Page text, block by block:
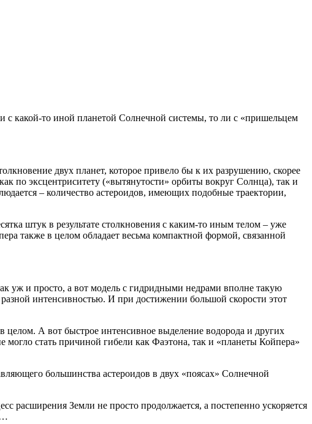
с какой-то иной планетой Солнечной системы, то ли с «пришельцем
двух планет, которое привело бы к их разрушению, скорее
по эксцентриситету («вытянутости» орбиты вокруг Солнца), так и
– количество астероидов, имеющих подобные траектории,
штук в результате столкновения с каким-то иным телом – уже
также в целом обладает весьма компактной формой, связанной
уж и просто, а вот модель с гидридными недрами вполне такую
интенсивностью. И при достижении большой скорости этот
целом. А вот быстрое интенсивное выделение водорода и других
стать причиной гибели как Фаэтона, так и «планеты Койпера»
большинства астероидов в двух «поясах» Солнечной
расширения Земли не просто продолжается, а постепенно ускоряется